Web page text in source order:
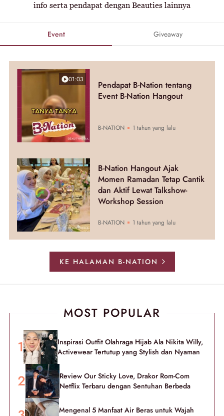
info serta pendapat dengan Beauties lainnya
Event Giveaway
01:03
Pendapat B-Nation tentang
Event B-Nation Hangout
B-NATION 1 tahun yang lalu
B-Nation Hangout Ajak
Momen Ramadan Tetap Cantik
dan Aktif Lewat Talkshow-
Workshop Session
B-NATION 1 tahun yang lalu
KE HALAMAN B-NATION
MOST POPULAR
Inspirasi Outfit Olahraga Hijab Ala Nikita Willy,
Activewear Tertutup yang Stylish dan Nyaman
Review Our Sticky Love, Drakor Rom-Com
Netflix Terbaru dengan Sentuhan Berbeda
Mengenal 5 Manfaat Air Beras untuk Wajah